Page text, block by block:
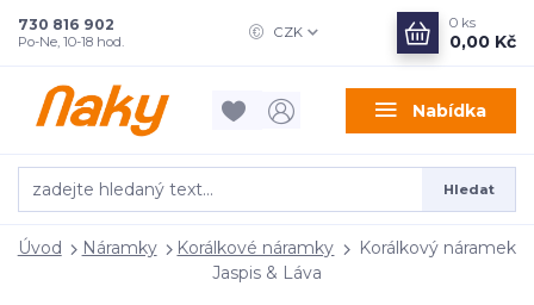
Nabídka
CZK
Hledat
730 816 902
Po-Ne, 10-18 hod.
0 ks
0,00 Kč
Úvod Náramky Korálkové náramky
Korálkový náramek
Jaspis & Láva